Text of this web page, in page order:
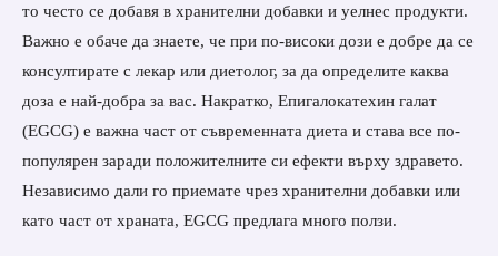
то често се добавя в хранителни добавки и уелнес продукти.
Важно е обаче да знаете, че при по-високи дози е добре да се
консултирате с лекар или диетолог, за да определите каква
доза е най-добра за вас. Накратко, Епигалокатехин галат
(EGCG) е важна част от съвременната диета и става все по-
популярен заради положителните си ефекти върху здравето.
Независимо дали го приемате чрез хранителни добавки или
като част от храната, EGCG предлага много ползи.